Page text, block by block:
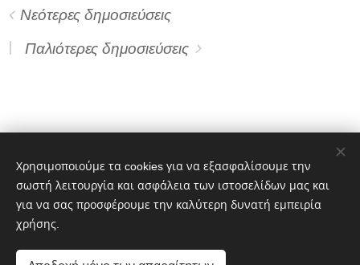
Νεότερες δημοσιεύσεις
Παλιότερες δημοσιεύσεις
© 2026
Χρησιμοποιούμε τα cookies για να εξασφαλίσουμε την
σωστή λειτουργία και ασφάλεια των ιστοσελίδων μας και
για να σας προσφέρουμε την καλύτερη δυνατή εμπειρία
χρήσης.